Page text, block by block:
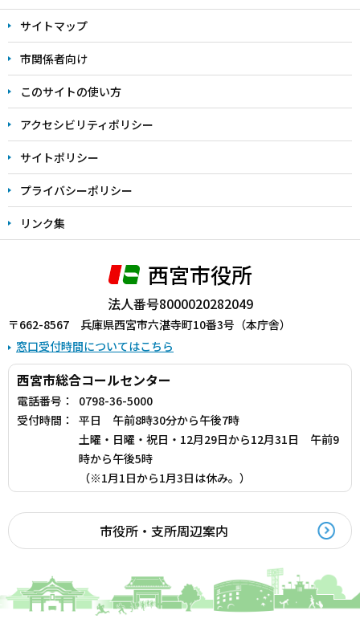
文
こ
こ
ま
サイトマップ
市関係者向け
このサイトの使い方
アクセシビリティポリシー
サイトポリシー
プライバシーポリシー
リンク集
西宮市役所
法人番号8000020282049
〒662-8567 兵庫県西宮市六湛寺町10番3号（本庁舎）
窓口受付時間についてはこちら
西宮市総合コールセンター
電話番号：
0798-36-5000
受付時間：
平日 午前8時30分から午後7時
土曜・日曜・祝日・12月29日から12月31日 午前9
時から午後5時
（※1月1日から1月3日は休み。）
市役所・支所周辺案内